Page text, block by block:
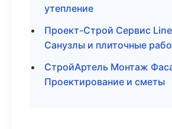
утепление
Проект-Строй Сервис
Санузлы и плиточные
СтройАртель Монтаж
Проектирование и сметы